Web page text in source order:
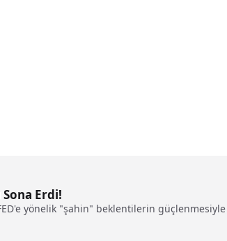
Erdi!
yönelik "şahin" beklentilerin